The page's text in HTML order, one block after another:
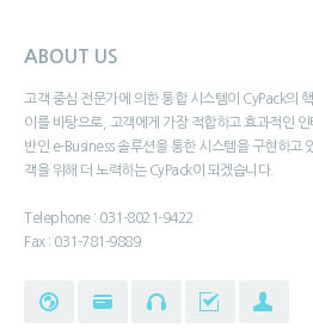
ABOUT US
고객 중심 전문가에 의한 통합 시스템이 CyPack의
이를 바탕으로, 고객에게 가장 적합하고 효과적인 인
반인 e-Business 솔루션을 통한 시스템을 구현하고
객을 위해 더 노력하는 CyPack이 되겠습니다.
Telephone : 031-8021-9422
Fax : 031-781-9889